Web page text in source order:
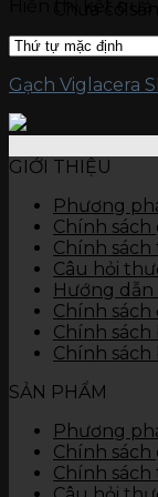
Gạch
Thiết
Gạch Viglacera
GIỚI THIỆU
Phương
Chính sách
Chính
Câu hỏi
Hướng
Chính sách
Chính sách
Chính
SẢN PHẨM
Phương
Chính sách
Chính